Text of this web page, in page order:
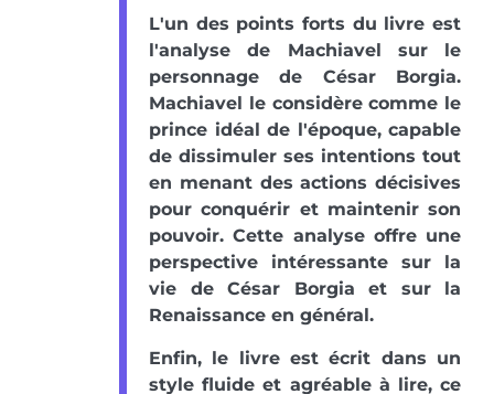
L'un des points forts du livre est
l'analyse de Machiavel sur le
personnage de César Borgia.
Machiavel le considère comme le
prince idéal de l'époque, capable
de dissimuler ses intentions tout
en menant des actions décisives
pour conquérir et maintenir son
pouvoir. Cette analyse offre une
perspective intéressante sur la
vie de César Borgia et sur la
Renaissance en général.
Enfin, le livre est écrit dans un
style fluide et agréable à lire, ce